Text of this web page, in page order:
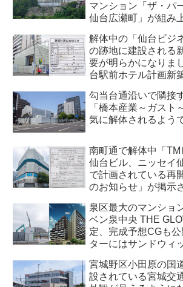
マンション「ザ・パ
仙台広瀬町」が組み
解体中の「仙台ビジ
の跡地に建設される
要が明らかになりま
台駅前ホテル計画新
勾当台通沿いで隣接
「橋本産業～ガスト
気に解体されるよう
南町通で解体中「
仙台ビル、ニッセイ
で計画されている再
のお知らせ」が掲示
泉区最大のマンショ
ベン泉中央 THE
定、完成予想CGも
ターにはサンドウィ
宮城野区小田原の国
設されている宮城交